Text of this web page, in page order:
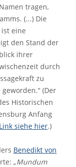
tragen,
(...) Die
eine
den Stand der
ihrer
durch
zu
(Der
Historischen
Anfang
Link siehe hier.)
Benedikt von
„Mundum